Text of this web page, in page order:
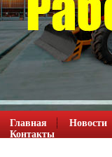
Главная Новости
Контакты